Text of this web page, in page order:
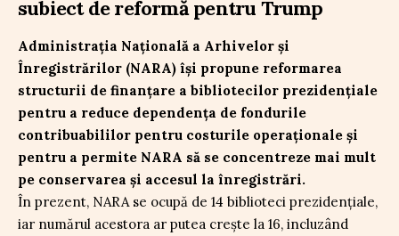
subiect de reformă pentru Trump
Administrația Națională a Arhivelor și
Înregistrărilor (NARA) își propune reformarea
structurii de finanțare a bibliotecilor prezidențiale
pentru a reduce dependența de fondurile
contribuabililor pentru costurile operaționale și
pentru a permite NARA să se concentreze mai mult
pe conservarea și accesul la înregistrări.
În prezent, NARA se ocupă de 14 biblioteci prezidențiale,
iar numărul acestora ar putea crește la 16, incluzând